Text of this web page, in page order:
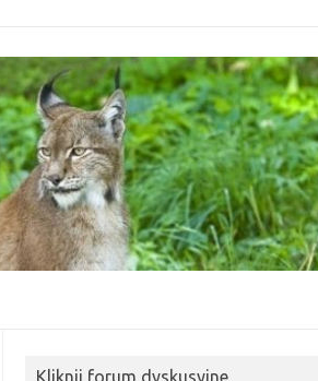
Kliknij forum dyskusyjne